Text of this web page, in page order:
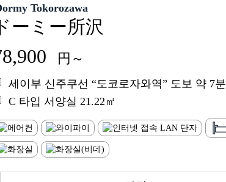
Tokorozawa
ーミー所沢
円～
세이부 신주쿠선 “도코로자와역” 도보 약 7분
C 타입 서양실 21.22㎡